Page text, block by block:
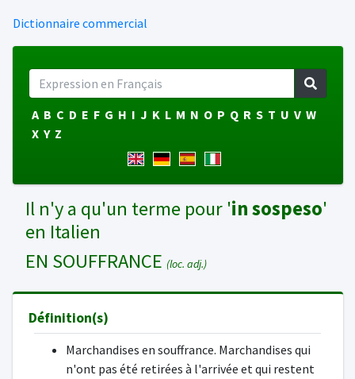
Dictionnaire commercial
A B C D E F G H I J K L M N O P Q R S T U V W
X Y Z
Il n'y a qu'un terme pour 'in sospeso'
en Italien
EN SOUFFRANCE (loc. adj.)
Définition(s)
Marchandises en souffrance. Marchandises qui
n'ont pas été retirées à l'arrivée et qui restent